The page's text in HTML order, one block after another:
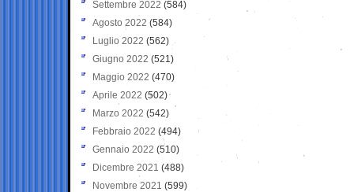
Settembre 2022 (584)
Agosto 2022 (584)
Luglio 2022 (562)
Giugno 2022 (521)
Maggio 2022 (470)
Aprile 2022 (502)
Marzo 2022 (542)
Febbraio 2022 (494)
Gennaio 2022 (510)
Dicembre 2021 (488)
Novembre 2021 (599)